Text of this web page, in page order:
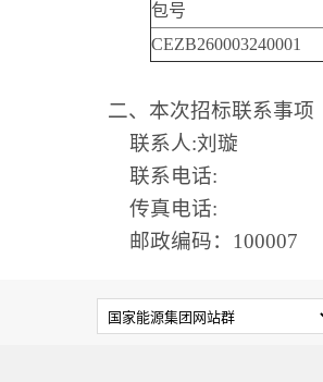
包号
CEZB260003240001
二、本次招标联系事项
联系人:刘璇
联系电话:
传真电话:
邮政编码：100007